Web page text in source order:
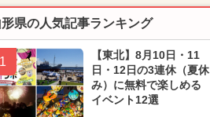
県の人気記事ランキング
1
【東北】8月10日・11
日・12日の3連休（夏休
み）に無料で楽しめる
イベント12選